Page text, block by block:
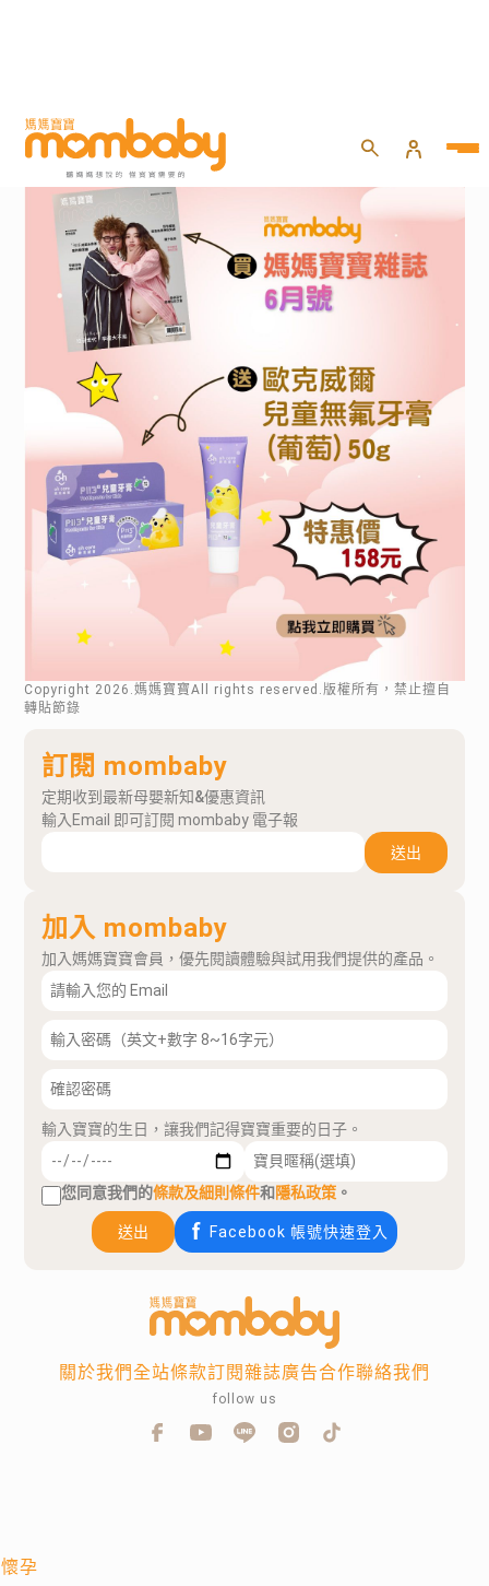
Copyright 2026 .媽媽寶寶All rights reserved.版權所有，禁止擅自
轉貼節錄
訂閱 mombaby
定期收到最新母嬰新知&優惠資訊
輸入Email 即可訂閱 mombaby 電子報
送出
加入 mombaby
加入媽媽寶寶會員，優先閱讀體驗與試用我們提供的產品。
輸入寶寶的生日，讓我們記得寶寶重要的日子。
您同意我們的條款及細則條件和隱私政策 。
送出 Facebook 帳號快速登入
懷孕
關於我們全站條款訂閱雜誌廣告合作聯絡我們
follow us